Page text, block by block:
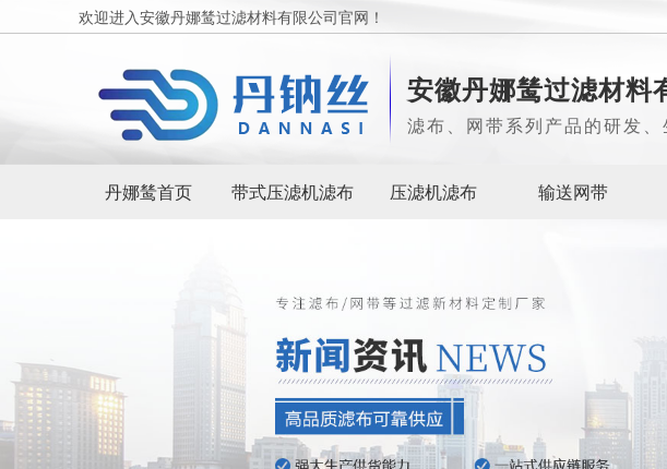
欢迎进入安徽丹娜鸶过滤材料有限公司官网！
安徽丹娜鸶过滤材料
滤布、网带系列产品的研发
丹娜鸶首页 带式压滤机滤布 压滤机滤布 输送网带